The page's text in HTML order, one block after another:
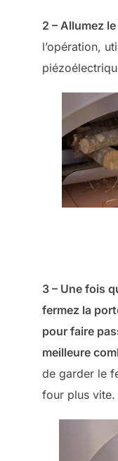
2 – Allumez
l’opération,
3 – Une fois
fermez la
pour faire
meilleure
de garder le
four plus vite.